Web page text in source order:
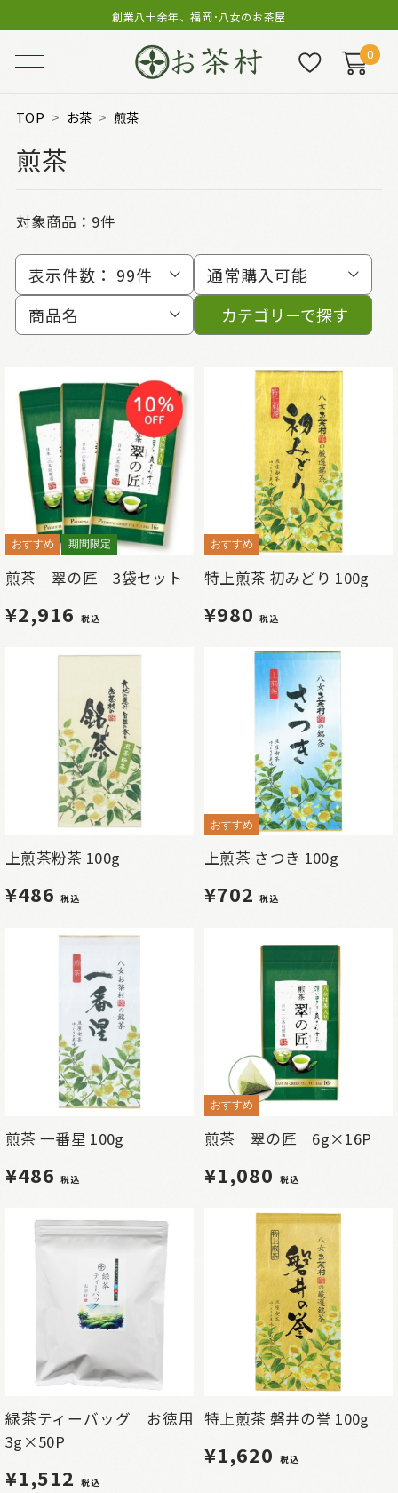
創業八十余年、福岡･八女のお茶屋
0
TOP お茶 煎茶
煎茶
対象商品： 9件
表示件数： 99件
通常購入可能
商品名
カテゴリーで探す
おすすめ 期間限定
煎茶 翠の匠 3袋セット
¥2,916 税込
おすすめ
特上煎茶 初みどり 100g
¥980税込
上煎茶粉茶 100g
¥486税込
おすすめ
上煎茶 さつき 100g
¥702税込
煎茶 一番星 100g
¥486税込
おすすめ
煎茶 翠の匠 6g×16P
¥1,080 税込
緑茶ティーバッグ お徳用
3g×50P
¥1,512 税込
特上煎茶 磐井の誉 100g
¥1,620 税込